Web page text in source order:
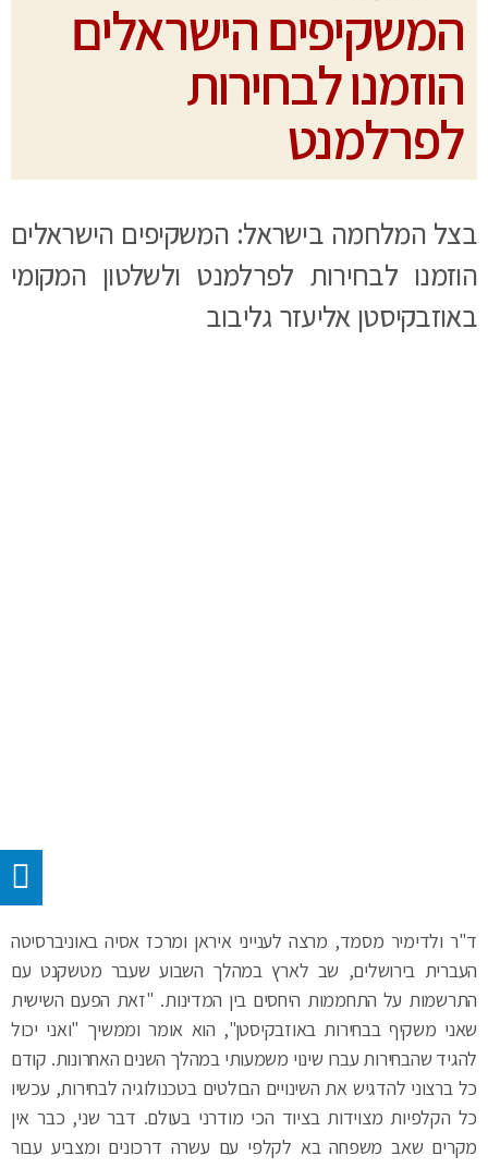
המשקיפים הישראלים
הוזמנו לבחירות
לפרלמנט
בצל המלחמה בישראל: המשקיפים הישראלים
הוזמנו לבחירות לפרלמנט ולשלטון המקומי
באוזבקיסטן אליעזר גליבוב
ד"ר ולדימיר מסמד, מרצה לענייני איראן ומרכז אסיה באוניברסיטה
העברית בירושלים, שב לארץ במהלך השבוע שעבר מטשקנט עם
התרשמות על התחממות היחסים בין המדינות. "זאת הפעם השישית
שאני משקיף בבחירות באוזבקיסטן", הוא אומר וממשיך "ואני יכול
להגיד שהבחירות עברו שינוי משמעותי במהלך השנים האחרונות. קודם
כל ברצוני להדגיש את השינויים הבולטים בטכנולוגיה לבחירות, עכשיו
כל הקלפיות מצוידות בציוד הכי מודרני בעולם. דבר שני, כבר אין
מקרים שאב משפחה בא לקלפי עם עשרה דרכונים ומצביע עבור